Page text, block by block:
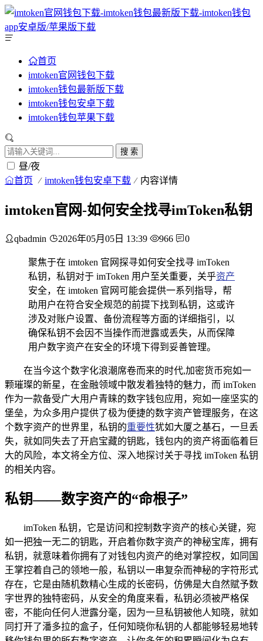
首页
imtoken官网钱包下载
imtoken钱包最新版下载
imtoken钱包安卓下载
imtoken钱包苹果下载
搜 索
昼/夜
首页 imtoken钱包安卓下载 内容详情
imtoken官网-如何安全找寻imToken私钥
qbadmin 2026年05月05日 13:39 966 0
聚焦于在 imtoken 官网探寻如何安全找寻 imToken
私钥，私钥对于 imToken 用户至关重要，关乎资产
安全，在 imtoken 官网可能会提供一系列指导，帮
助用户在符合安全规范的前提下找到私钥，这或许
涉及对账户设置、备份流程等方面的详细指引，以
确保私钥不会因不当操作而泄露或丢失，从而保障
用户数字资产在安全的环境下得到妥善管理。
在当今这个数字化浪潮席卷而来的时代,加密货币宛如一
颗璀璨的新星，在金融领域中散发着独特的魅力，而 imToken
作为一款备受广大用户青睐的数字钱包应用，宛如一座坚实的
堡垒，为众多用户提供了极为便捷的数字资产管理服务，在这
个数字资产的世界里，私钥的重要性犹如大厦之基石，一旦丢
失，就如同失去了开启宝藏的钥匙，钱包内的资产将面临着巨
大的风险，本文将全方位、深入地探讨关于寻找 imToken 私钥
的相关内容。
私钥——数字资产的“命根子”
imToken 私钥，它是访问和控制数字资产的核心关键，宛
如一把独一无二的钥匙，开启着你数字资产的神秘宝库，拥有
私钥，就意味着你拥有了对钱包内资产的绝对掌控权，如同国
王掌控着自己的领地一般，私钥以一串复杂而神秘的字符形式
存在，它是由随机数精心生成的长密码，仿佛是大自然赋予数
字世界的独特密码，从安全的角度来看，私钥必须被严格保
密，不能向任何人泄露分毫，因为一旦私钥被他人知晓，就如
同打开了潘多拉的盒子，任何知晓你私钥的人都能够轻易地转